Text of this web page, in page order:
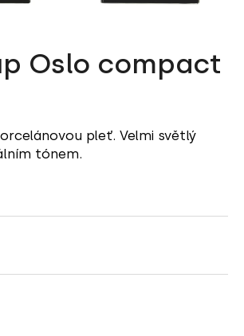
Oslo compact
pleť. Velmi světlý
tónem.